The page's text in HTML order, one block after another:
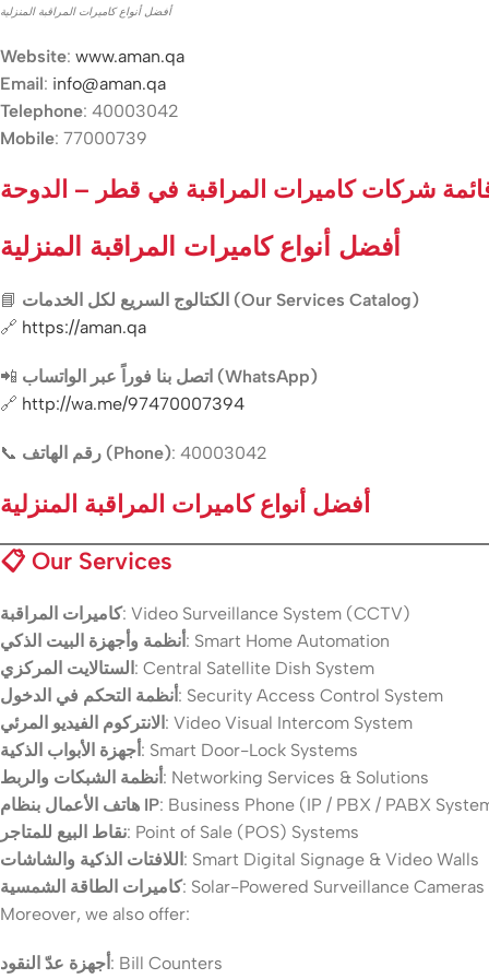
أفضل أنواع كاميرات المراقبة المنزلية
Website: www.aman.qa
Email: info@aman.qa
Telephone: 40003042
Mobile: 77000739
شركات كاميرات المراقبة في قطر – الدوحة
أفضل أنواع كاميرات المراقبة المنزلية
📘
الكتالوج السريع لكل الخدمات (Our Services Catalog)
🔗 https://aman.qa
📲
اتصل بنا فوراً عبر الواتساب (WhatsApp)
🔗 http://wa.me/97470007394
📞 رقم الهاتف (Phone): 40003042
أفضل أنواع كاميرات المراقبة المنزلية
📋 Our Services
كاميرات المراقبة: Video Surveillance System (CCTV)
أنظمة وأجهزة البيت الذكي: Smart Home Automation
الستالايت المركزي: Central Satellite Dish System
أنظمة التحكم في الدخول: Security Access Control System
الانتركوم الفيديو المرئي: Video Visual Intercom System
أجهزة الأبواب الذكية: Smart Door-Lock Systems
أنظمة الشبكات والربط: Networking Services & Solutions
هاتف الأعمال بنظام IP: Business Phone (IP / PBX / PABX
نقاط البيع للمتاجر: Point of Sale (POS) Systems
اللافتات الذكية والشاشات: Smart Digital Signage & Video Walls
كاميرات الطاقة الشمسية: Solar-Powered Surveillance Cameras
Moreover, we also offer:
أجهزة عدّ النقود: Bill Counters